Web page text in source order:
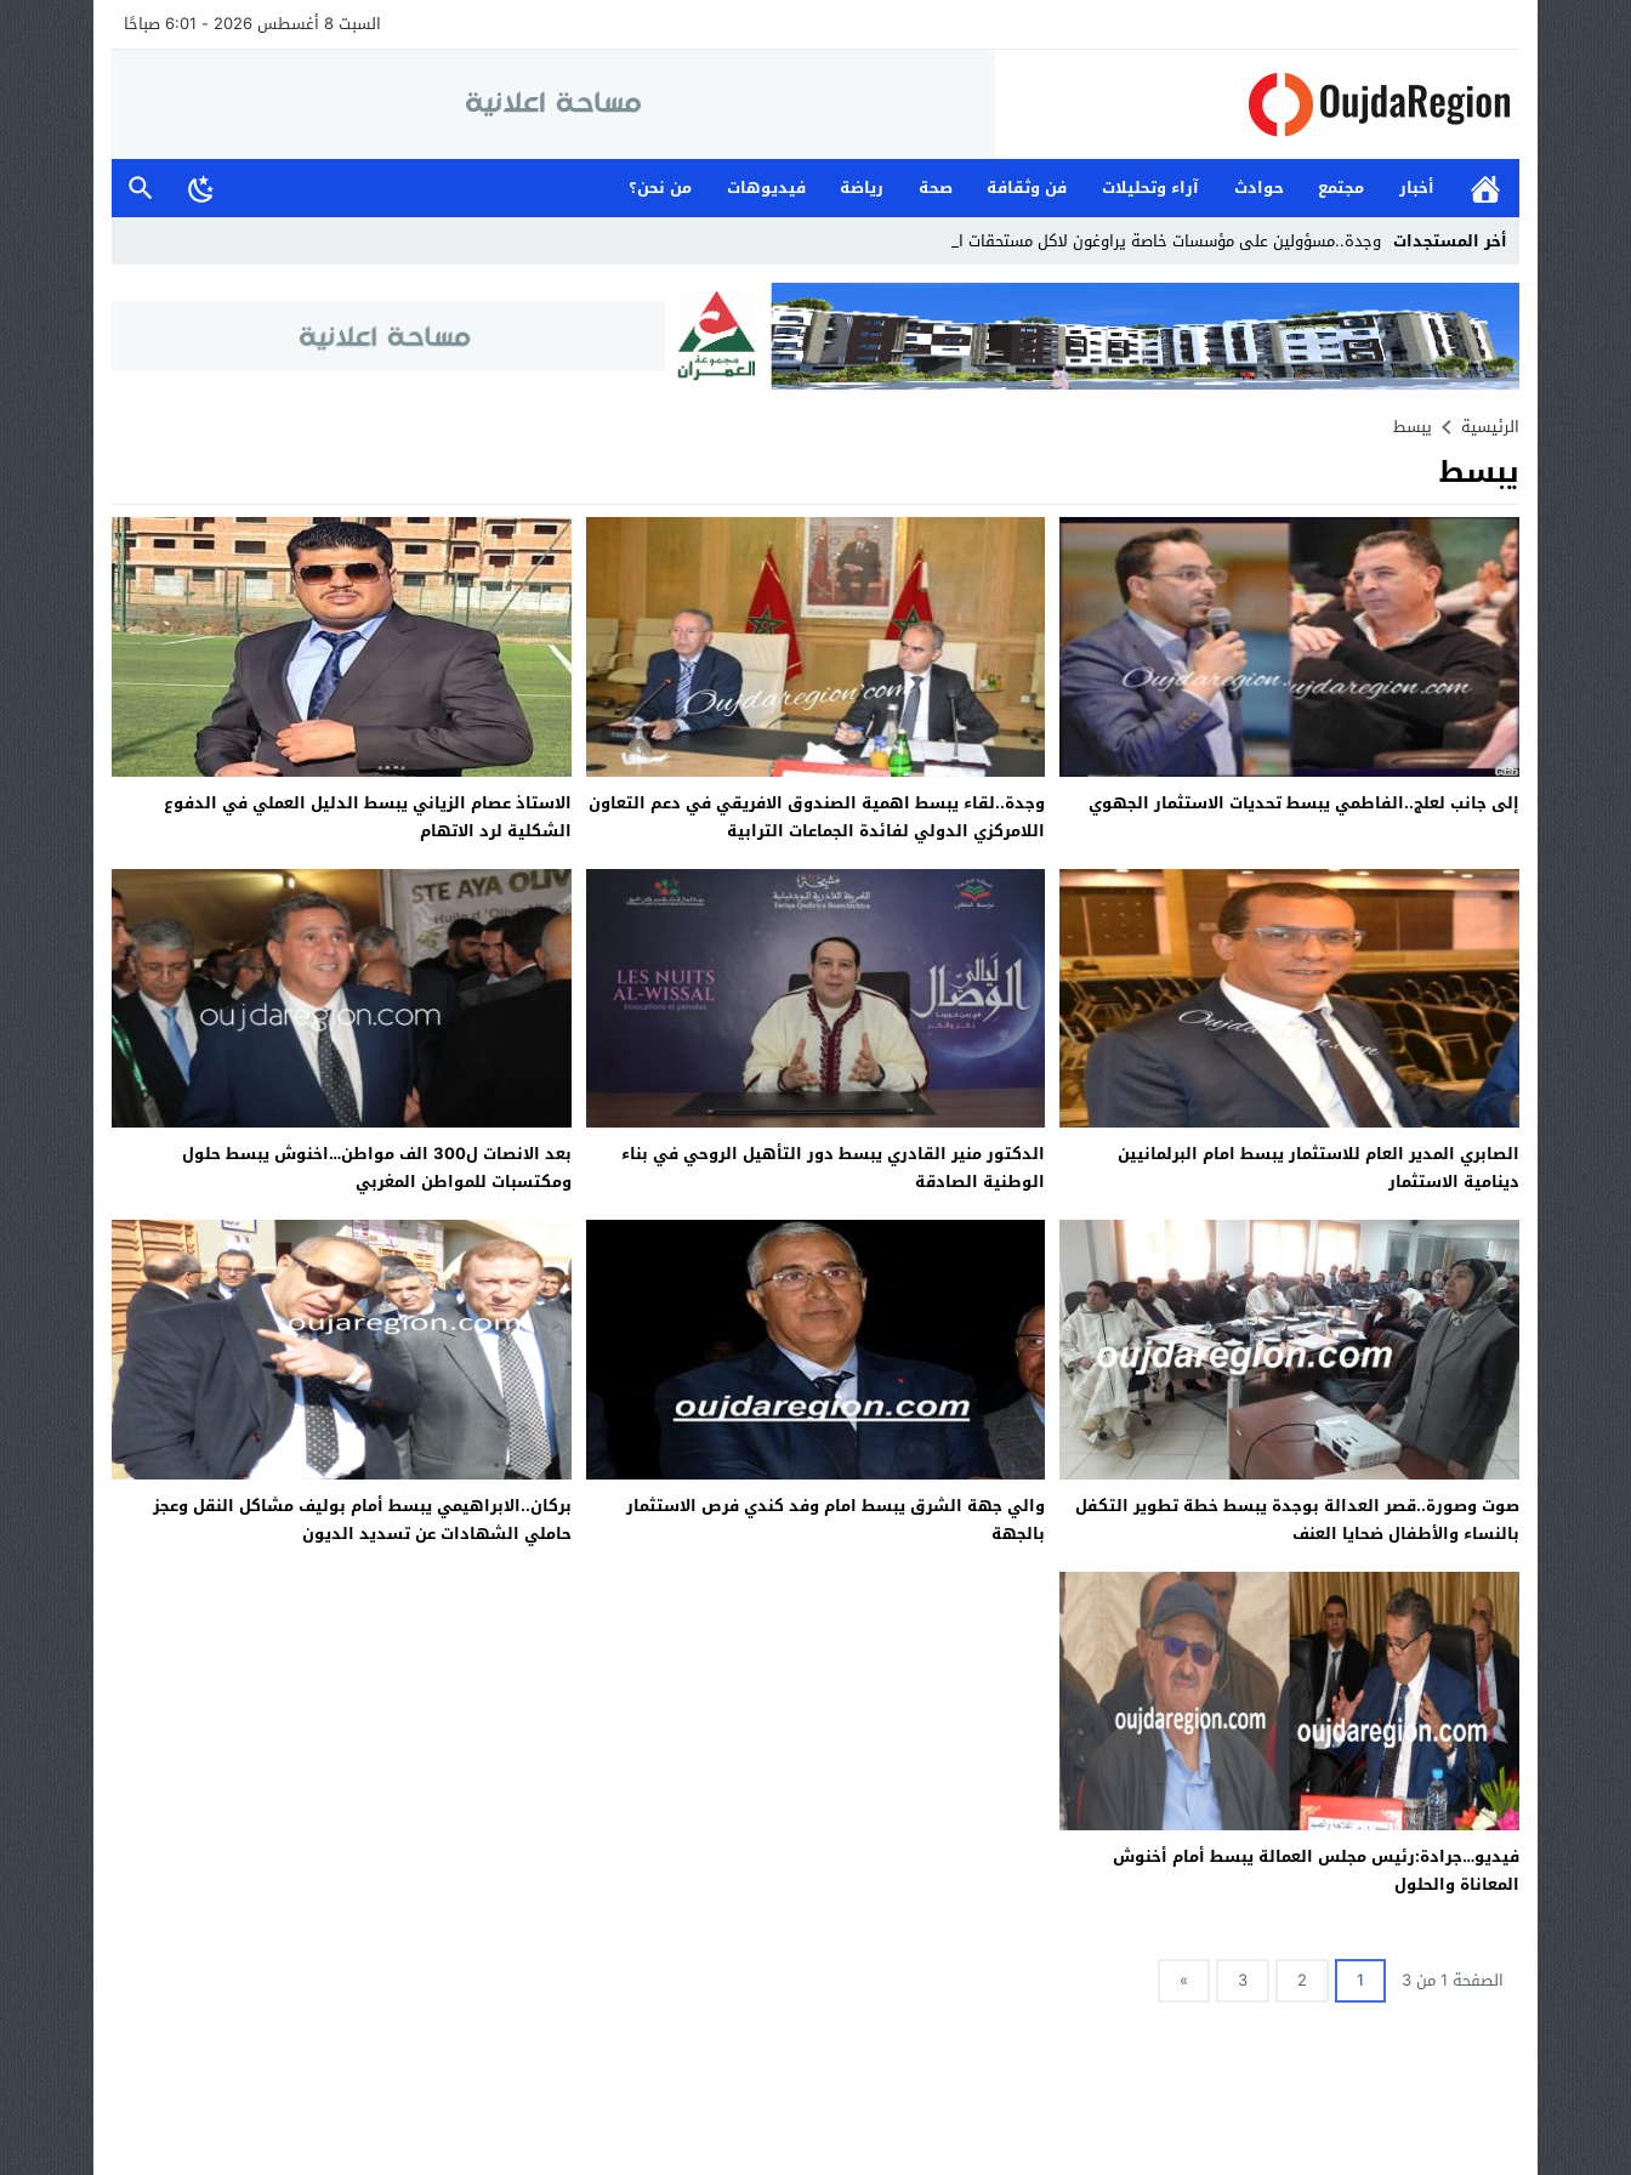
السبت 8 أغسطس 2026 - 6:01 صباحًا
أخبار مجتمع حوادث آراء وتحليلات فن وثقافة صحة رياضة فيديوهات
من نحن؟
أخر المستجدات وجدة..مسؤولين على مؤسسات خاصة يراوغون لاكل مستحقات المستخدمين
Stop
Previous
Next
الرئيسية
يبسط
يبسط
إلى جانب لعلج..الفاطمي يبسط تحديات الاستثمار الجهوي
وجدة..لقاء يبسط اهمية الصندوق الافريقي في دعم التعاون
اللامركزي الدولي لفائدة الجماعات الترابية
الاستاذ عصام الزياني يبسط الدليل العملي في الدفوع
الشكلية لرد الاتهام
الصابري المدير العام للاستثمار يبسط امام البرلمانيين
دينامية الاستثمار
الدكتور منير القادري يبسط دور التأهيل الروحي في بناء
الوطنية الصادقة
بعد الانصات ل300 الف مواطن…اخنوش يبسط حلول
ومكتسبات للمواطن المغربي
صوت وصورة..قصر العدالة بوجدة يبسط خطة تطوير التكفل
بالنساء والأطفال ضحايا العنف
والي جهة الشرق يبسط امام وفد كندي فرص الاستثمار
بالجهة
بركان..الابراهيمي يبسط أمام بوليف مشاكل النقل وعجز
حاملي الشهادات عن تسديد الديون
فيديو…جرادة:رئيس مجلس العمالة يبسط أمام أخنوش
المعاناة والحلول
الصفحة 1 من 3 1
2
3
»